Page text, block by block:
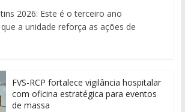
2026: Este é o terceiro ano
a unidade reforça as ações de
FVS-RCP fortalece vigilância hospitalar
com oficina estratégica para eventos
de massa